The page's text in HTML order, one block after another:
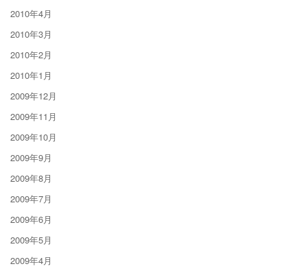
2010年4月
2010年3月
2010年2月
2010年1月
2009年12月
2009年11月
2009年10月
2009年9月
2009年8月
2009年7月
2009年6月
2009年5月
2009年4月